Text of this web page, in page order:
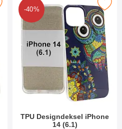
14 (6.1) som favoritt
-40%
TPU Designdeksel iPhone
14 (6.1)
Merk tPU Designdeksel